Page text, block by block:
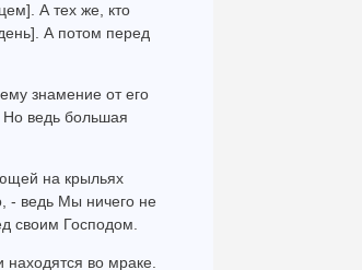
А тех же, кто
А потом перед
знамение от его
Но ведь большая
на крыльях
- ведь Мы ничего не
своим Господом.
во мраке.